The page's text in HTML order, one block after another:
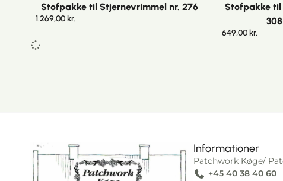
Stofpakke til Stjernevrimmel nr. 276
1.269,00 kr.
Stofpakke
649,00 kr.
Informationer
Patchwork Køge/
+45 40 38 40 60